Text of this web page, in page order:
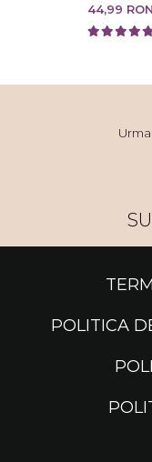
44,99 RON
POLITICA